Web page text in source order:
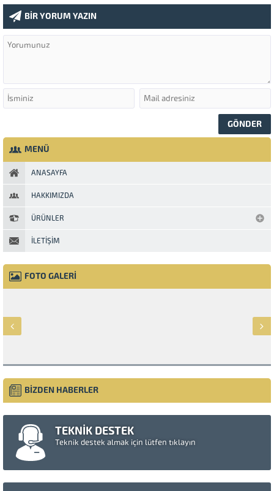
BİR YORUM YAZIN
MENÜ
ANASAYFA
HAKKIMIZDA
ÜRÜNLER
İLETIŞIM
FOTO GALERİ
BİZDEN HABERLER
TEKNİK DESTEK
Teknik destek almak için lütfen tıklayın